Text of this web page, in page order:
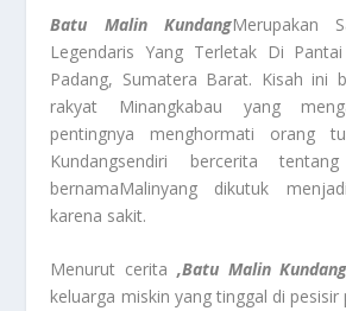
Batu Malin KundangMerupakan
Legendaris Yang Terletak Di
Padang, Sumatera Barat. Kisah ini
rakyat Minangkabau yang
pentingnya menghormati orang
Kundangsendiri bercerita
bernamaMalinyang dikutuk menjadi
karena sakit.
Menurut cerita ,Batu Malin Kundang
keluarga miskin yang tinggal di pesisir